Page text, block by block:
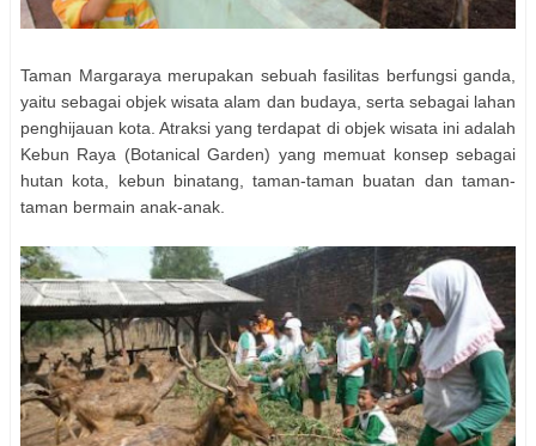
Taman Margaraya merupakan sebuah fasilitas berfungsi ganda,
yaitu sebagai objek wisata alam dan budaya, serta sebagai lahan
penghijauan kota. Atraksi yang terdapat di objek wisata ini adalah
Kebun Raya (Botanical Garden) yang memuat konsep sebagai
hutan kota, kebun binatang, taman-taman buatan dan taman-
taman bermain anak-anak.